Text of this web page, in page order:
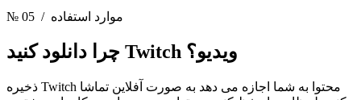
№ 05 / موارد استفاده
Twitch ویدیو؟
ذخیره Twitch محتوا به شما اجازه می دهد به صورت آفلاین تماشا